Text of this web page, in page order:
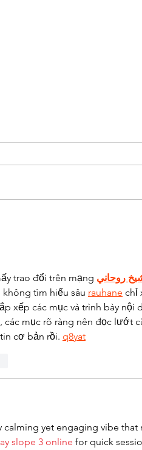
trao đổi trên mạng روحاني
tìm hiểu sâu rauhane chỉ
xếp các mục và trình bày
các mục rõ ràng nên đọc lướt
tin cơ bản rồi. q8yat
calming yet engaging vibe
slope 3 online for quick